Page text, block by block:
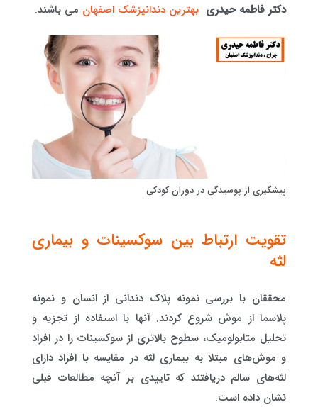
دکتر فاطمه حیدری بهترین دندانپزشک اصفهان می باشند.
پیشگیری از پوسیدگی در دوران کودکی
تقویت ارتباط بین سوکسینات و بیماری
لثه
محققان با بررسی نمونه پلاک دندانی از انسان و نمونه
پلاسما از موش شروع کردند. آنها با استفاده از تجزیه و
تحلیل متابولومیک، سطوح بالاتری از سوکسینات را در افراد
و موش‌های مبتلا به بیماری لثه در مقایسه با افراد دارای
لثه‌های سالم دریافتند که تاییدی بر آنچه مطالعات قبلی
نشان داده است.